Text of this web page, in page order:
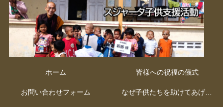
ホーム 皆様への祝福の儀式
お問い合わせフォーム なぜ子供たちを助けてあげないといけないのか